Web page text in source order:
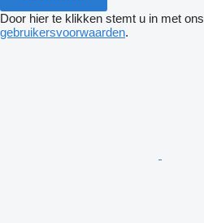
Door hier te klikken stemt u in met ons
gebruikersvoorwaarden.